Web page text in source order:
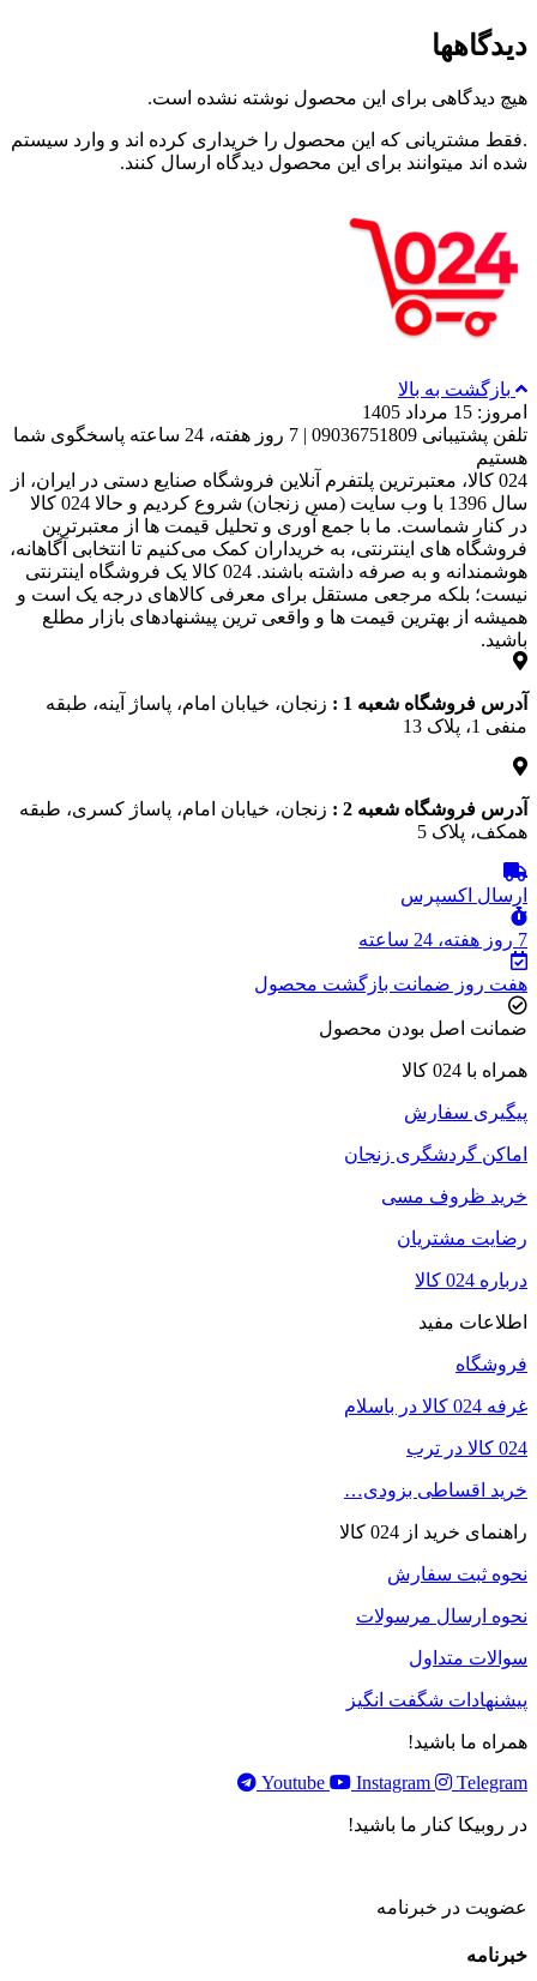
دیدگاهها
هیچ دیدگاهی برای این محصول نوشته نشده است.
.فقط مشتریانی که این محصول را خریداری کرده اند و وارد سیستم
شده اند میتوانند برای این محصول دیدگاه ارسال کنند.
بازگشت به بالا
امروز: 15 مرداد 1405
تلفن پشتیبانی 09036751809 | 7 روز هفته، 24 ساعته پاسخگوی شما
هستیم
024 کالا، معتبرترین پلتفرم آنلاین فروشگاه صنایع دستی در ایران، از
سال 1396 با وب سایت (مس زنجان) شروع کردیم و حالا 024 کالا
در کنار شماست. ما با جمع‌ آوری و تحلیل قیمت‌ ها از معتبرترین
فروشگاه‌ های اینترنتی، به خریداران کمک می‌کنیم تا انتخابی آگاهانه،
هوشمندانه و به‌ صرفه داشته باشند. 024 کالا یک فروشگاه اینترنتی
نیست؛ بلکه مرجعی مستقل برای معرفی کالاهای درجه یک است و
همیشه از بهترین قیمت‌ ها و واقعی‌ ترین پیشنهادهای بازار مطلع
باشید.
آدرس فروشگاه شعبه 1 :
زنجان، خیابان امام، پاساژ آینه، طبقه
منفی 1، پلاک 13
آدرس فروشگاه شعبه 2 :
زنجان، خیابان امام، پاساژ کسری، طبقه
همکف، پلاک 5
ارسال اکسپرس
7 روز هفته، 24 ساعته
هفت روز ضمانت بازگشت محصول
ضمانت اصل بودن محصول
همراه با 024 کالا
پیگیری سفارش
اماکن گردشگری زنجان
خرید ظروف مسی
رضایت مشتریان
درباره 024 کالا
اطلاعات مفید
فروشگاه
غرفه 024 کالا در باسلام
024 کالا در ترب
خرید اقساطی بزودی…
راهنمای خرید از 024 کالا
نحوه ثبت سفارش
نحوه ارسال مرسولات
سوالات متداول
پیشنهادات شگفت انگیز
همراه ما باشید!
Youtube
Instagram Telegram
در روبیکا کنار ما باشید!
عضویت در خبرنامه
خبر‌نامه